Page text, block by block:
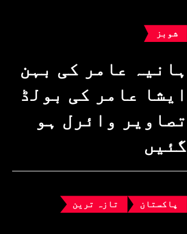
شوبز
ہانیہ عامر کی بہن
ایشا عامر کی بولڈ
تصاویر وائرل ہو
گئیں
پاکستان تازہ ترین